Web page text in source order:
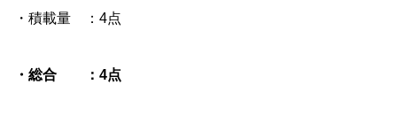
・積載量 ：4点
・総合 ：4点